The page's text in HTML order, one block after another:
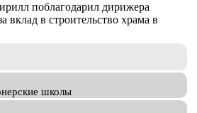
поблагодарил дирижера
вклад в строительство храма в
школы